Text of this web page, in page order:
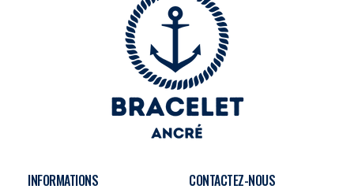
INFORMATIONS CONTACTEZ-NOUS